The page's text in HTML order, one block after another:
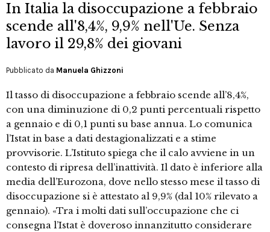
In Italia la disoccupazione a febbraio
scende all'8,4%, 9,9% nell'Ue. Senza
lavoro il 29,8% dei giovani
Pubblicato da Manuela Ghizzoni
Il tasso di disoccupazione a febbraio scende all’8,4%,
con una diminuzione di 0,2 punti percentuali rispetto
a gennaio e di 0,1 punti su base annua. Lo comunica
l’Istat in base a dati destagionalizzati e a stime
provvisorie. L’Istituto spiega che il calo avviene in un
contesto di ripresa dell’inattività. Il dato è inferiore alla
media dell’Eurozona, dove nello stesso mese il tasso di
disoccupazione si è attestato al 9,9% (dal 10% rilevato a
gennaio). «Tra i molti dati sull’occupazione che ci
consegna l’Istat è doveroso innanzitutto considerare